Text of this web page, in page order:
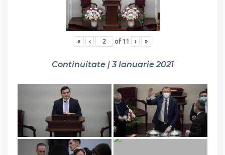
« ‹ of 11 › »
Continuitate | 3 Ianuarie 2021